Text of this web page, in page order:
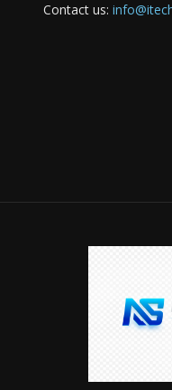
Contact us: